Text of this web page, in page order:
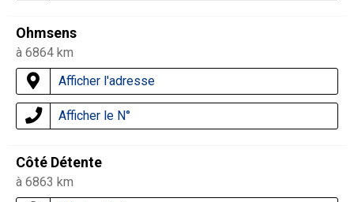
Ohmsens
à 6864 km
Afficher l'adresse
Afficher le N°
Côté Détente
à 6863 km